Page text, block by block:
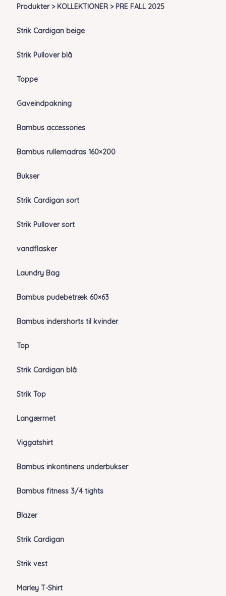
Produkter > KOLLEKTIONER > PRE FALL 2025
Strik Cardigan beige
Strik Pullover blå
Toppe
Gaveindpakning
Bambus accessories
Bambus rullemadras 160×200
Bukser
Strik Cardigan sort
Strik Pullover sort
vandflasker
Laundry Bag
Bambus pudebetræk 60×63
Bambus indershorts til kvinder
Top
Strik Cardigan blå
Strik Top
Langærmet
Viggatshirt
Bambus inkontinens underbukser
Bambus fitness 3/4 tights
Blazer
Strik Cardigan
Strik vest
Marley T-Shirt